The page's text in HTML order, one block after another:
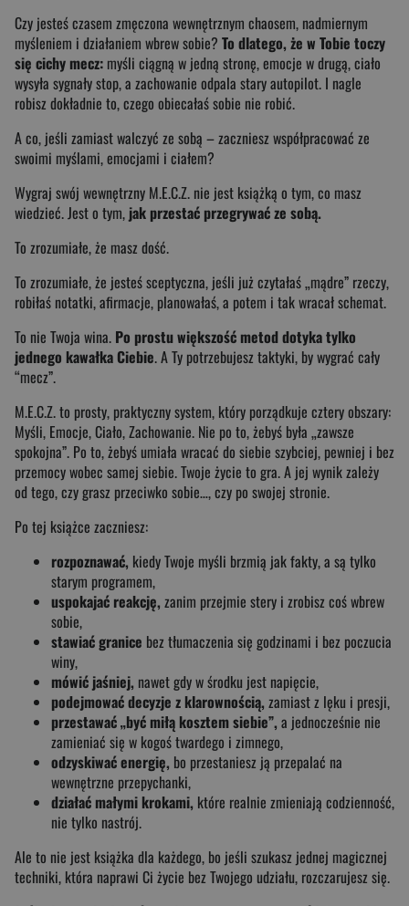
Czy jesteś czasem zmęczona wewnętrznym chaosem, nadmiernym
myśleniem i działaniem wbrew sobie? To dlatego, że w Tobie toczy
się cichy mecz: myśli ciągną w jedną stronę, emocje w drugą, ciało
wysyła sygnały stop, a zachowanie odpala stary autopilot. I nagle
robisz dokładnie to, czego obiecałaś sobie nie robić.
A co, jeśli zamiast walczyć ze sobą – zaczniesz współpracować ze
swoimi myślami, emocjami i ciałem?
Wygraj swój wewnętrzny M.E.C.Z. nie jest książką o tym, co masz
wiedzieć. Jest o tym, jak przestać przegrywać ze sobą.
To zrozumiałe, że masz dość.
To zrozumiałe, że jesteś sceptyczna, jeśli już czytałaś „mądre” rzeczy,
robiłaś notatki, afirmacje, planowałaś, a potem i tak wracał schemat.
To nie Twoja wina. Po prostu większość metod dotyka tylko
jednego kawałka Ciebie. A Ty potrzebujesz taktyki, by wygrać cały
“mecz”.
M.E.C.Z. to prosty, praktyczny system, który porządkuje cztery obszary:
Myśli, Emocje, Ciało, Zachowanie. Nie po to, żebyś była „zawsze
spokojna”. Po to, żebyś umiała wracać do siebie szybciej, pewniej i bez
przemocy wobec samej siebie. Twoje życie to gra. A jej wynik zależy
od tego, czy grasz przeciwko sobie…, czy po swojej stronie.
Po tej książce zaczniesz:
rozpoznawać, kiedy Twoje myśli brzmią jak fakty, a są tylko
starym programem,
uspokajać reakcję, zanim przejmie stery i zrobisz coś wbrew
sobie,
stawiać granice bez tłumaczenia się godzinami i bez poczucia
winy,
mówić jaśniej, nawet gdy w środku jest napięcie,
podejmować decyzje z klarownością, zamiast z lęku i presji,
przestawać „być miłą kosztem siebie”, a jednocześnie nie
zamieniać się w kogoś twardego i zimnego,
odzyskiwać energię, bo przestaniesz ją przepalać na
wewnętrzne przepychanki,
działać małymi krokami, które realnie zmieniają codzienność,
nie tylko nastrój.
Ale to nie jest książka dla każdego, bo jeśli szukasz jednej magicznej
techniki, która naprawi Ci życie bez Twojego udziału, rozczarujesz się.